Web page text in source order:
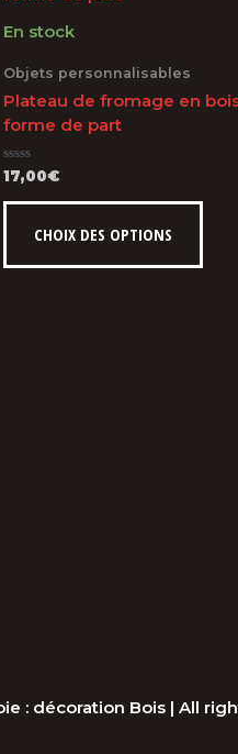
En stock
Objets personnalisables
Plateau de fromage en
forme de part
Note
sur
17,00€
CHOIX DES OPTIONS
Ce
: décoration Bois| All